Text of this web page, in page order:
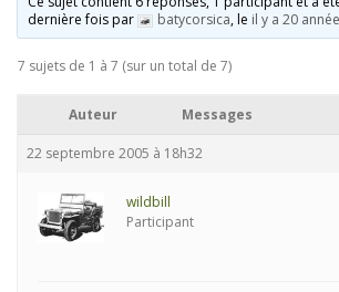
CONNEXION
dernière fois par
batycorsica, le il y a 20
7 sujets de 1 à 7 (sur un total de 7)
Auteur Messages
22 septembre 2005 à 18h32
wildbill
Participant